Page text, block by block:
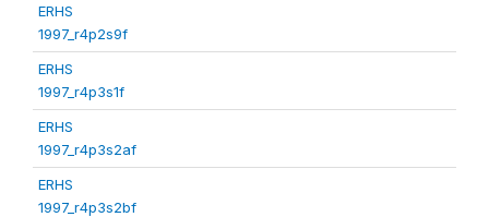
ERHS
1997_r4p2s9f
ERHS
1997_r4p3s1f
ERHS
1997_r4p3s2af
ERHS
1997_r4p3s2bf